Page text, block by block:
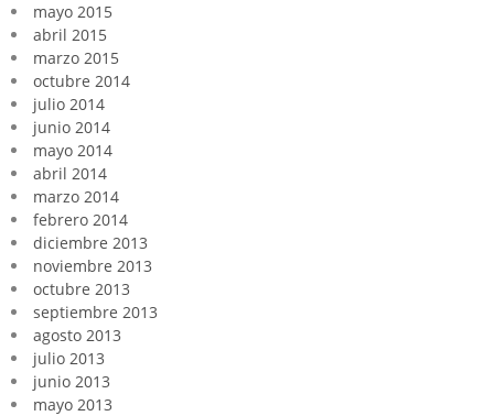
mayo 2015
abril 2015
marzo 2015
octubre 2014
julio 2014
junio 2014
mayo 2014
abril 2014
marzo 2014
febrero 2014
diciembre 2013
noviembre 2013
octubre 2013
septiembre 2013
agosto 2013
julio 2013
junio 2013
mayo 2013